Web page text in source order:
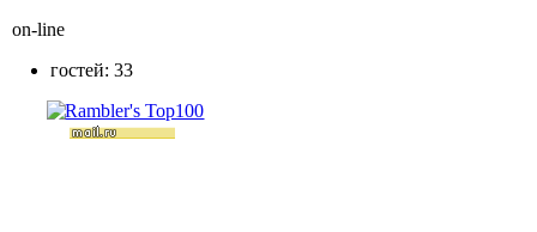
on-line
гостей: 33